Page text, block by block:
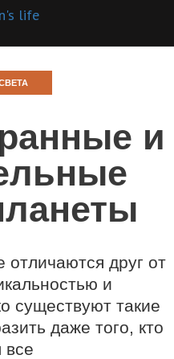
и
отличаются друг от
и
существуют такие
даже того, кто
все